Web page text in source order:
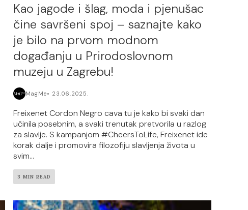
Kao jagode i šlag, moda i pjenušac
čine savršeni spoj – saznajte kako
je bilo na prvom modnom
događanju u Prirodoslovnom
muzeju u Zagrebu!
MagMe 23.06.2025.
Freixenet Cordon Negro cava tu je kako bi svaki dan
učinila posebnim, a svaki trenutak pretvorila u razlog
za slavlje. S kampanjom #CheersToLife, Freixenet ide
korak dalje i promovira filozofiju slavljenja života u
svim...
3 MIN READ